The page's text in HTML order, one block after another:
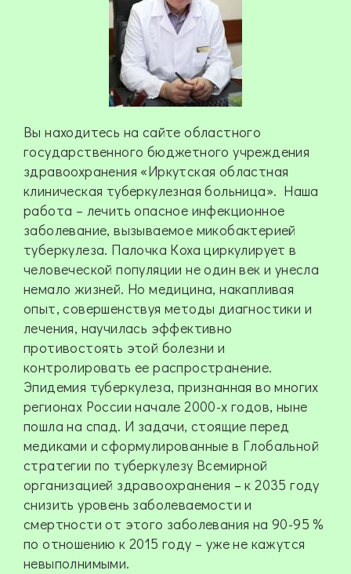
Вы находитесь на сайте областного
государственного бюджетного учреждения
здравоохранения «Иркутская областная
клиническая туберкулезная больница». Наша
работа – лечить опасное инфекционное
заболевание, вызываемое микобактерией
туберкулеза. Палочка Коха циркулирует в
человеческой популяции не один век и унесла
немало жизней. Но медицина, накапливая
опыт, совершенствуя методы диагностики и
лечения, научилась эффективно
противостоять этой болезни и
контролировать ее распространение.
Эпидемия туберкулеза, признанная во многих
регионах России начале 2000-х годов, ныне
пошла на спад. И задачи, стоящие перед
медиками и сформулированные в Глобальной
стратегии по туберкулезу Всемирной
организацией здравоохранения – к 2035 году
снизить уровень заболеваемости и
смертности от этого заболевания на 90-95 %
по отношению к 2015 году – уже не кажутся
невыполнимыми.